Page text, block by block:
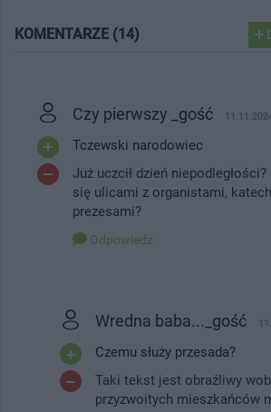
KOMENTARZE (14)
Czy pierwszy _gość
Tczewski narodowiec
Już uczcił dzień niepodległości?
się ulicami z organistami,
prezesami?
Odpowiedz
Wredna baba..._gość
Czemu służy przesada?
Taki tekst jest obraźliwy
przyzwoitych mieszkańców